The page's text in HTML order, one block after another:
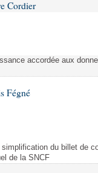
Cordier
accordée aux
Fégné
du billet de
de la SNCF